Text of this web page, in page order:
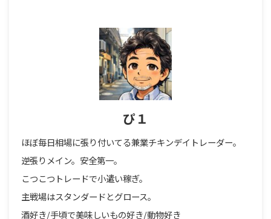
ぴ１
ほぼ毎日相場に張り付いてる兼業チキンデイトレーダー。
逆張りメイン。安全第一。
こつこつトレードで小遣い稼ぎ。
主戦場はスタンダードとグロース。
酒好き/手頃で美味しいもの好き/動物好き